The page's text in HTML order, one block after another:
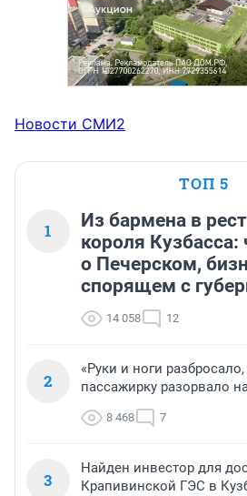
Новости СМИ2
ТОП 5
1
Из бармена в
короля
о Печерском,
спорящем с
14 058 12
2
«Руки и ноги
пассажирку разорвало
8 468 7
3
Найден инвестор для
Крапивинской ГЭС в